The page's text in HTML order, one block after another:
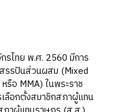
ทย พ.ศ. 2560 มีการ
รรปันส่วนผสม (Mixed
อ MMA) ในพระราช
ลือกตั้งสมาชิกสภาผู้แทน